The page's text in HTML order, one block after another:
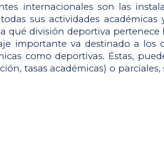
internacionales son las
sus actividades académicas
qué división deportiva
importante va destinado a los
como deportivas. Éstas,
tasas académicas) o